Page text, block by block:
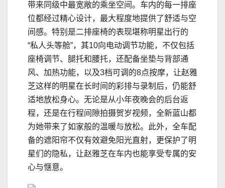
带来同级中最宽敞的乘坐空间。车内的每一排座
位都经过精心设计，最大程度地提供了舒适与空
间感。特别是二排座椅的表现堪称明星出行的
“私人头等舱”，其10向电动调节功能，不仅包括
座椅调节、腿托和腰托，还配备坐垫与背部通
风、加热功能，以及3档可调的8点按摩，让赵雅
芝这样的明星在长时间的彩排与录制后，仍能舒
适地放松身心。无论是从小年夜晚会的后台返
程，还是在行程间隙拍摄贺岁视频，全新蓝山都
为她带来了如家般的温暖与放松。此外，全车配
备的遮阳帘不仅有效避免阳光直射，更保护了明
星们的隐私，让赵雅芝在车内也能享受专属的安
心与惬意。